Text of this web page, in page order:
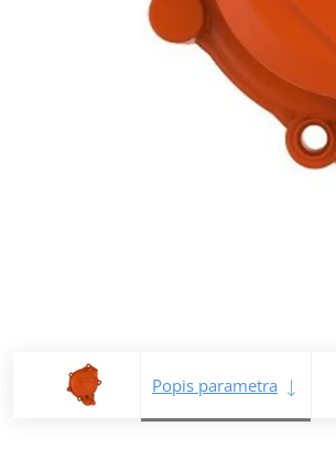
Popis parametra